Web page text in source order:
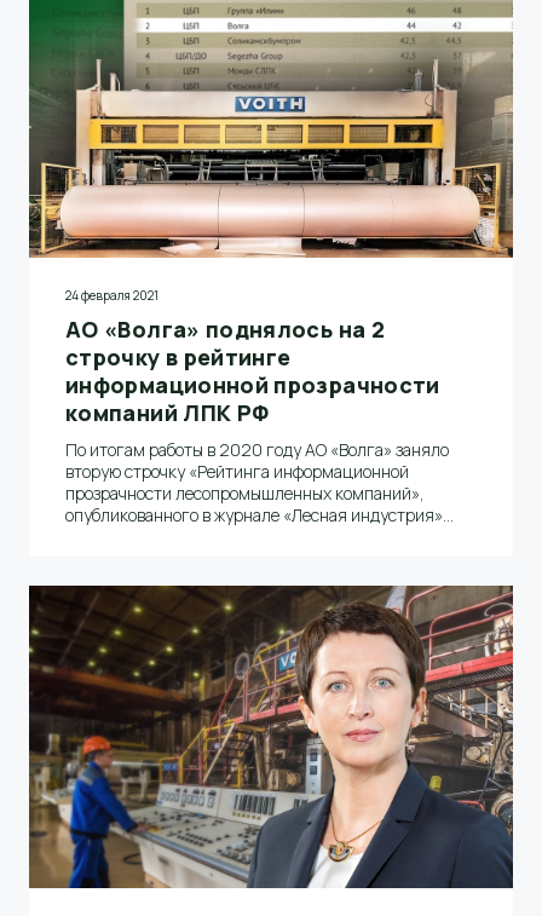
24 февраля 2021
АО «Волга» поднялось на 2
строчку в рейтинге
информационной прозрачности
компаний ЛПК РФ
По итогам работы в 2020 году АО «Волга» заняло
вторую строчку «Рейтинга информационной
прозрачности лесопромышленных компаний»,
опубликованного в журнале «Лесная индустрия»